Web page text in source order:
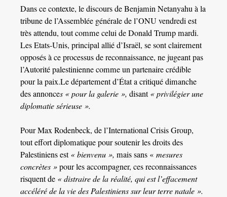
Dans ce contexte, le discours de Benjamin Netanyahu à la
tribune de l’Assemblée générale de l’ONU vendredi est
très attendu, tout comme celui de Donald Trump mardi.
Les Etats-Unis, principal allié d’Israël, se sont clairement
opposés à ce processus de reconnaissance, ne jugeant pas
l’Autorité palestinienne comme un partenaire crédible
pour la paix.Le département d’État a critiqué dimanche
des annonces « pour la galerie », disant« privilégier une
diplomatie sérieuse ».
Pour Max Rodenbeck, de l’International Crisis Group,
tout effort diplomatique pour soutenir les droits des
Palestiniens est« bienvenu », mais sans « mesures
concrètes »pour les accompagner, ces reconnaissances
risquent de « distraire de la réalité, qui est l’effacement
accéléré de la vie des Palestiniens sur leur terre natale ».